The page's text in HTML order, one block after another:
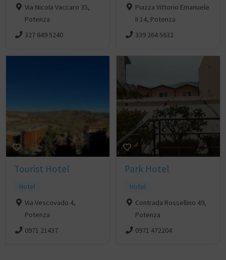
Via Nicola Vaccaro 35,
Potenza
327 849 5240
Piazza Vittorio Emanuele
II 14, Potenza
339 264 5632
Tourist Hotel
Hotel
Via Vescovado 4,
Potenza
0971 21437
Park Hotel
Hotel
Contrada Rossellino 49,
Potenza
0971 472204